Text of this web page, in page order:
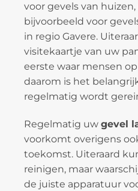
voor gevels van
bijvoorbeeld voor
in regio Gavere.
visitekaartje van uw
eerste waar mensen
daarom is het
regelmatig wordt
Regelmatig uw gevel
voorkomt overigens
toekomst. Uiteraard
reinigen, maar
de juiste apparatuur